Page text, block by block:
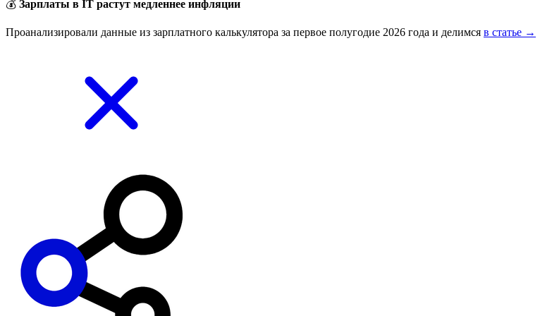
💰 Зарплаты в IT растут медленнее инфляции
Проанализировали данные из зарплатного калькулятора за первое полугодие 2026 года и делимся в статье →